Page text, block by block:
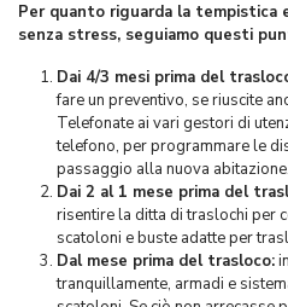
Per quanto riguarda la
senza stress, seguiamo questi
Dai 4/3 mesi prima del
fare un preventivo, se riuscite
Telefonate ai vari gestori di
telefono, per programmare le
passaggio alla nuova abitazione.
Dai 2 al 1 mese prima del
risentire la ditta di traslochi per
scatoloni e buste adatte per
Dal mese prima del trasloco:
tranquillamente, armadi e